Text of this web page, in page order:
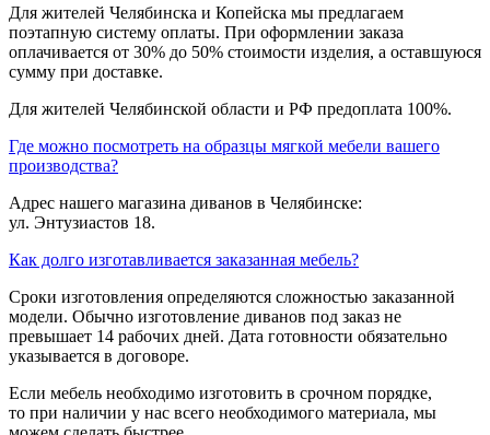
Для жителей Челябинска и Копейска мы предлагаем
поэтапную систему оплаты. При оформлении заказа
оплачивается от 30% до 50% стоимости изделия, а оставшуюся
сумму при доставке.
Для жителей Челябинской области и РФ предоплата 100%.
Где можно посмотреть на образцы мягкой мебели вашего
производства?
Адрес нашего магазина диванов в Челябинске:
ул. Энтузиастов 18.
Как долго изготавливается заказанная мебель?
Сроки изготовления определяются сложностью заказанной
модели. Обычно изготовление диванов под заказ не
превышает 14 рабочих дней. Дата готовности обязательно
указывается в договоре.
Если мебель необходимо изготовить в срочном порядке,
то при наличии у нас всего необходимого материала, мы